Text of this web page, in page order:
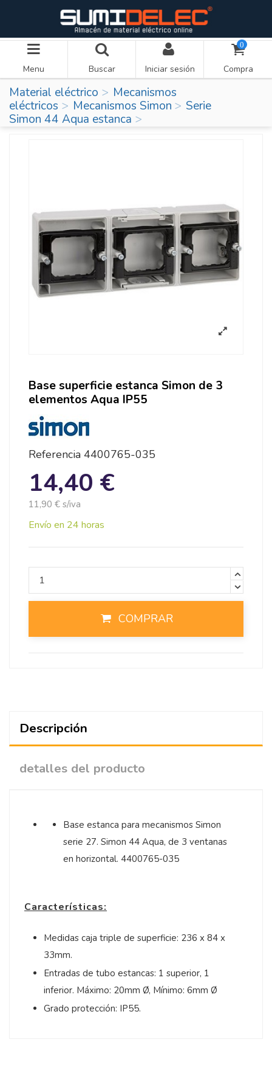
Menu Buscar Iniciar sesión
0
Compra
Material eléctrico
Mecanismos
eléctricos
Mecanismos Simon
Serie
Simon 44 Aqua estanca
Base superficie estanca Simon de 3
elementos Aqua IP55
Referencia 4400765-035
14,40 €
11,90 € s/iva
Envío en 24 horas
COMPRAR
Descripción
detalles del producto
Base estanca para mecanismos Simon
serie 27. Simon 44 Aqua, de 3 ventanas
en horizontal. 4400765-035
Características:
Medidas caja triple de superficie: 236 x 84 x
33mm.
Entradas de tubo estancas: 1 superior, 1
inferior. Máximo: 20mm Ø, Mínimo: 6mm Ø
Grado protección: IP55.